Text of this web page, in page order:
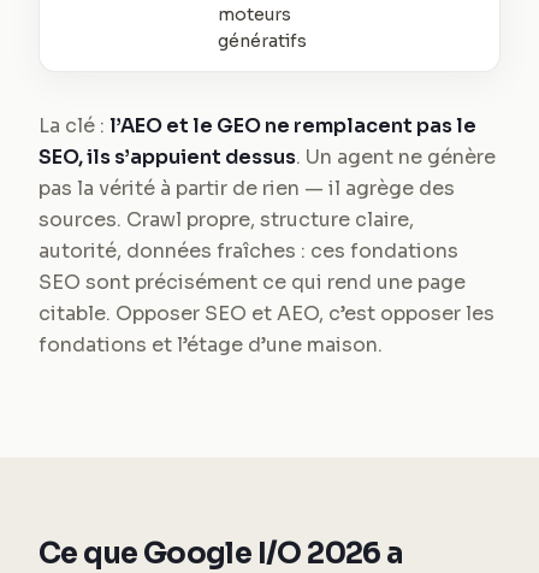
moteurs
génératifs
La clé : l’AEO et le GEO ne remplacent pas le
SEO, ils s’appuient dessus. Un agent ne génère
pas la vérité à partir de rien — il agrège des
sources. Crawl propre, structure claire,
autorité, données fraîches : ces fondations
SEO sont précisément ce qui rend une page
citable. Opposer SEO et AEO, c’est opposer les
fondations et l’étage d’une maison.
Ce que Google I/O 2026 a